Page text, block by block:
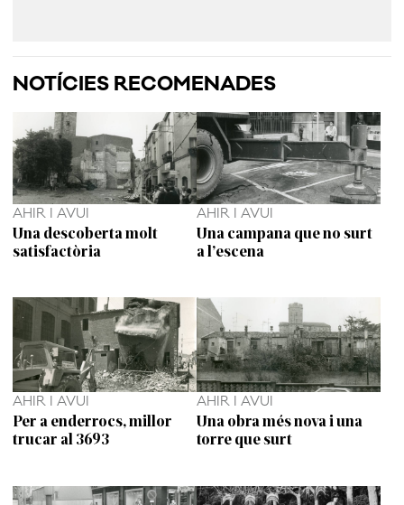
NOTÍCIES RECOMENADES
AHIR I AVUI
Una descoberta molt
satisfactòria
AHIR I AVUI
Una campana que no surt
a l’escena
AHIR I AVUI
Per a enderrocs, millor
trucar al 3693
AHIR I AVUI
Una obra més nova i una
torre que surt